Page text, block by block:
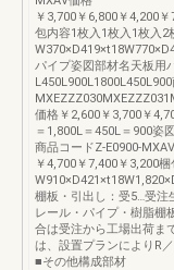
￥3,700￥6,800￥4,200
包内容1枚入1枚入1枚入2
パイプ姿図部材名天板用
価格￥2,600￥3,700￥
＝1,800L＝450L＝900姿
商品コードZ-E0900-
￥4,700￥7,400￥3,200
棚板・引出し：受5…受注
レール・パイプ・樹脂棚
合は受注から工場出荷ま
は、設置プランによりR
■その他構成部材